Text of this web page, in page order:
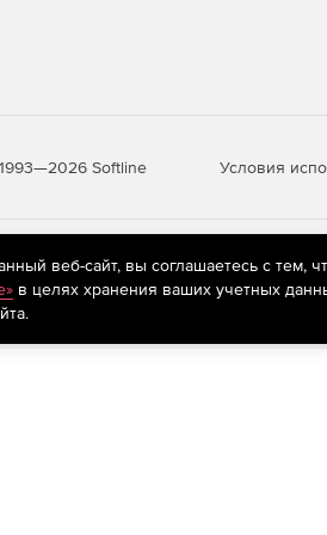
разных САПР (поддержка
управления доступом.
документами и иметь всю
Softline Условия
рекомендательные технологии
пользователей сети
веб-сайт, вы соглашаетесь с тем,
в целях хранения ваших учетных